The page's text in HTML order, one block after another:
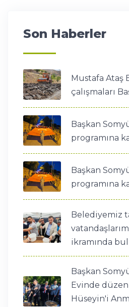
Son Haberler
Mustafa Ataş
çalışmaları
Başkan
programına
Başkan
programına
Belediyemiz
ikramında
Başkan
Evinde
Hüseyin'i